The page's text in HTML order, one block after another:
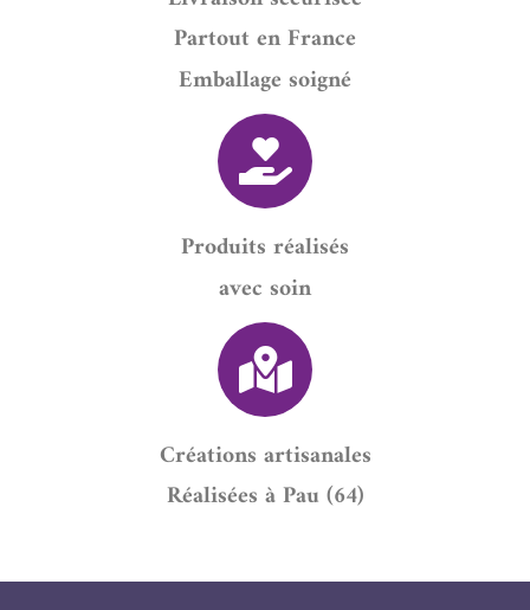
Partout en France
Emballage soigné
Produits réalisés
avec soin
Créations artisanales
Réalisées à Pau (64)